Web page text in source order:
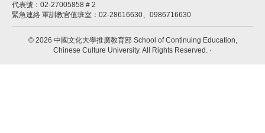
代表號：02-27005858 # 2
緊急連絡 軍訓教官值班室：02-28616630、0986716630
© 2026 中國文化大學推廣教育部 School of Continuing Education,
Chinese Culture University. All Rights Reserved. ·